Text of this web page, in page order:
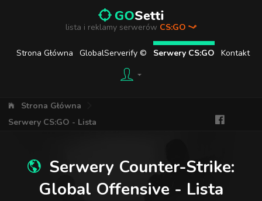
lista i reklamy serwerów CS:GO
Strona Główna GlobalServerify © Serwery CS:GO Kontakt
Strona Główna
Serwery CS:GO - Lista
Serwery Counter-Strike:
Global Offensive - Lista